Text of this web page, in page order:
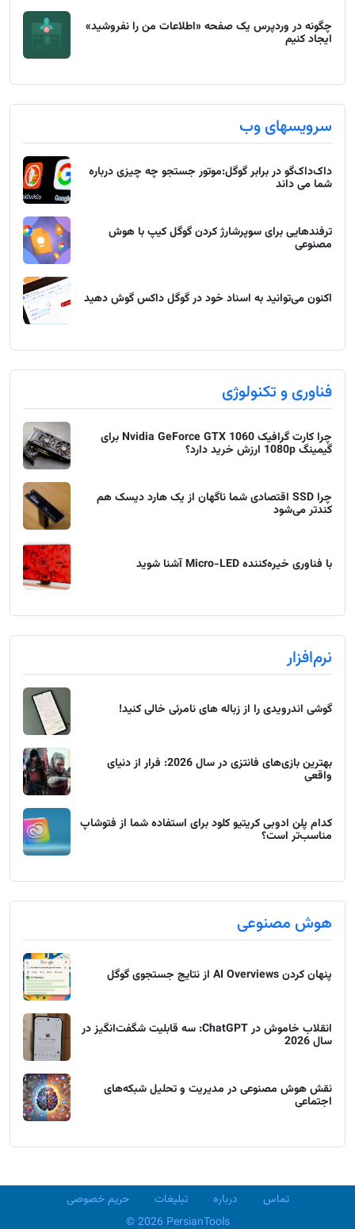
چگونه در وردپرس یک صفحه «اطلاعات من را نفروشید»
ایجاد کنیم
سرویسهای وب
داک‌داک‌گو در برابر گوگل:موتور جستجو چه چیزی درباره
شما می داند
ترفندهایی برای سوپرشارژ کردن گوگل کیپ با هوش
مصنوعی
اکنون می‌توانید به اسناد خود در گوگل داکس گوش دهید
فناوری و تکنولوژی
چرا کارت گرافیک Nvidia GeForce GTX 1060 برای
گیمینگ 1080p ارزش خرید دارد؟
چرا SSD اقتصادی شما ناگهان از یک هارد دیسک هم
کندتر می‌شود
با فناوری خیره‌کننده Micro-LED آشنا شوید
نرم‌افزار
گوشی اندرویدی را از زباله های نامرئی خالی کنید!
بهترین بازی‌های فانتزی در سال 2026: فرار از دنیای
واقعی
کدام پلن ادوبی کریتیو کلود برای استفاده شما از فتوشاپ
مناسب‌تر است؟
هوش مصنوعی
پنهان کردن AI Overviews از نتایج جستجوی گوگل
انقلاب خاموش در ChatGPT: سه قابلیت شگفت‌انگیز در
سال 2026
نقش هوش مصنوعی در مدیریت و تحلیل شبکه‌های
اجتماعی
تماس درباره تبلیغات
حریم خصوصی
© 2026 PersianTools